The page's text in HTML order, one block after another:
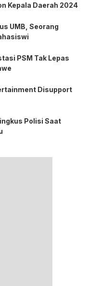
Kepala Daerah 2024
UMB, Seorang
PSM Tak Lepas
Disupport
Polisi Saat